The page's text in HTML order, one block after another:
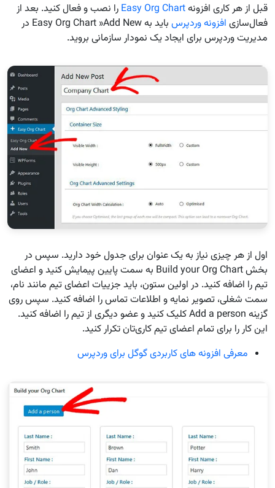
قبل از هر کاری افزونهEasy Org Chart را نصب و فعال کنید. بعد از
فعال‌سازی افزونه وردپرس
باید به Easy Org Chart »Add New در
مدیریت وردپرس برای ایجاد یک نمودار سازمانی بروید.
اول از هر چیزی نیاز به یک عنوان برای جدول خود دارید. سپس در
بخش Build your Org Chart به سمت پایین پیمایش کنید و اعضای
تیم را اضافه کنید. در اولین ستون، باید جزییات اعضای تیم مانند نام،
سمت شغلی، تصویر نمایه و اطلاعات تماس را اضافه کنید. سپس روی
گزینه Add a person کلیک کنید و عضو دیگری از تیم را اضافه کنید.
این کار را برای تمام اعضای تیم کاری‌تان تکرار کنید.
معرفی افزونه های کاربردی گوگل برای وردپرس